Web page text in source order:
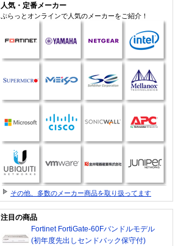
人気・定番メーカー
ぷらっとオンラインで人気のメーカーをご紹介！
その他、多数のメーカー商品を取り扱ってます
注目の商品
Fortinet FortiGate-60Fバンドルモデル
(初年度先出しセンドバック保守付)